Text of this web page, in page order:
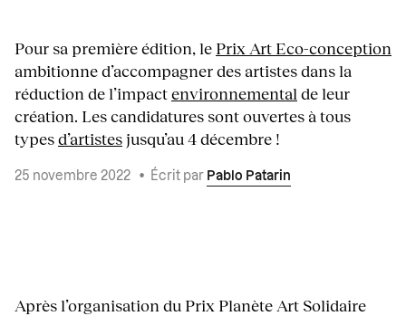
Pour sa première édition, le Prix Art Eco-conception
ambitionne d’accompagner des artistes dans la
réduction de l’impactenvironnemental de leur
création. Les candidatures sont ouvertes à tous
typesd’artistesjusqu’au 4 décembre !
25 novembre 2022 • Écrit par Pablo Patarin
Après l’organisation du Prix Planète Art Solidaire